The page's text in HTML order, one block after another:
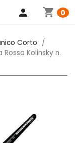
shopping_cart 0
person
Corto
Kolinsky n.